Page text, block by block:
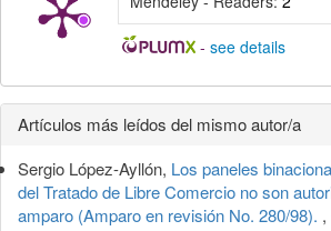
- see details
Detalles
del
artículo
Artículos más leídos del mismo autor/a
Sergio López-Ayllón, Los paneles
del Tratado de Libre Comercio no son
amparo (Amparo en revisión No. 280/98). ,